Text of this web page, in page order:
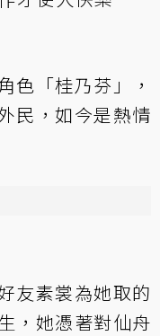
色「桂乃芬」，
民，如今是熱情
友素裳為她取的
，她憑著對仙舟